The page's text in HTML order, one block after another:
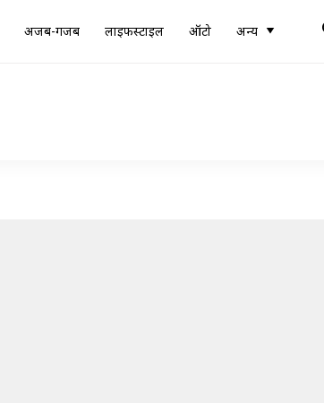
अजब-गजब लाइफस्टाइल ऑटो अन्य